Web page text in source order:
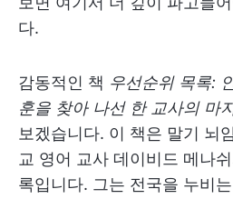
다.
감동적인 책 우선순위 목록:
훈을 찾아 나선 한 교사의 마
보겠습니다. 이 책은 말기 뇌
교 영어 교사 데이비드 메나
록입니다. 그는 전국을 누비